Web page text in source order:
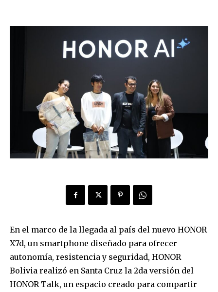
En el marco de la llegada al país del nuevo HONOR
X7d, un smartphone diseñado para ofrecer
autonomía, resistencia y seguridad, HONOR
Bolivia realizó en Santa Cruz la 2da versión del
HONOR Talk, un espacio creado para compartir